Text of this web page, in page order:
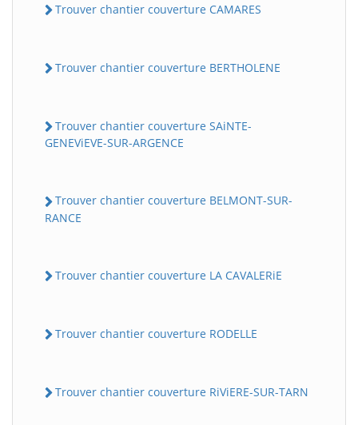
Trouver chantier couverture CAMARES
Trouver chantier couverture BERTHOLENE
Trouver chantier couverture SAiNTE-
GENEViEVE-SUR-ARGENCE
Trouver chantier couverture BELMONT-SUR-
RANCE
Trouver chantier couverture LA CAVALERiE
Trouver chantier couverture RODELLE
Trouver chantier couverture RiViERE-SUR-TARN